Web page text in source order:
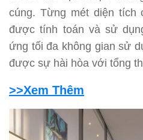
cúng. Từng mét diện tích
được tính toán và sử
ứng tối đa không gian sử
được sự hài hòa với tổng
>>Xem Thêm